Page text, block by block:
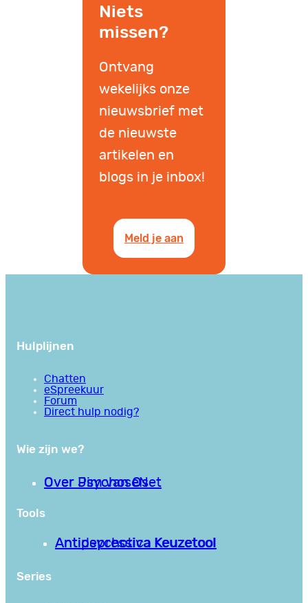
Niets
missen?
Ontvang
wekelijks onze
nieuwsbrief met
de nieuwste
artikelen en
blogs in je inbox!
Meld je aan
Hulplijnen
Chatten
eSpreekuur
Forum
Direct hulp nodig?
Wie zijn we?
Over PsychoseNet
Over Jim van Os
Tools
Antipsychotica Keuzetool
Antidepressiva Keuzetool
Series